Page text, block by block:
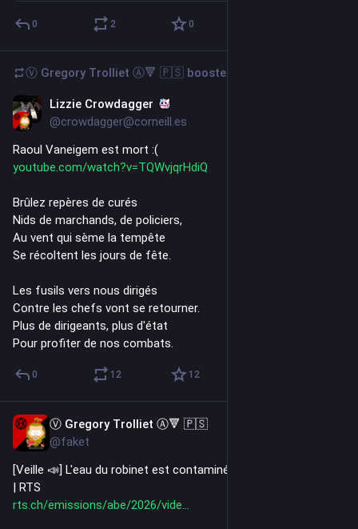
0 2 0
Ⓥ Gregory Trolliet Ⓐ🔻 🇵🇸 boosted
Lizzie Crowdagger
@crowdagger@corneill.es
Raoul Vaneigem est mort :(
youtube.com/watch?v=TQWvjqrHdiQ
Brûlez repères de curés
Nids de marchands, de policiers,
Au vent qui sème la tempête
Se récoltent les jours de fête.
Les fusils vers nous dirigés
Contre les chefs vont se retourner.
Plus de dirigeants, plus d'état
Pour profiter de nos combats.
0 12 12
Ⓥ Gregory Trolliet Ⓐ🔻 🇵🇸
@faket
[Veille 📣] L'eau du robinet est contaminée : faut-il s'inquiéter ?
| RTS
rts.ch/emissions/abe/2026/vide